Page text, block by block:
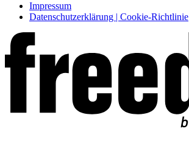
Impressum
Datenschutzerklärung | Cookie-Richtlinie